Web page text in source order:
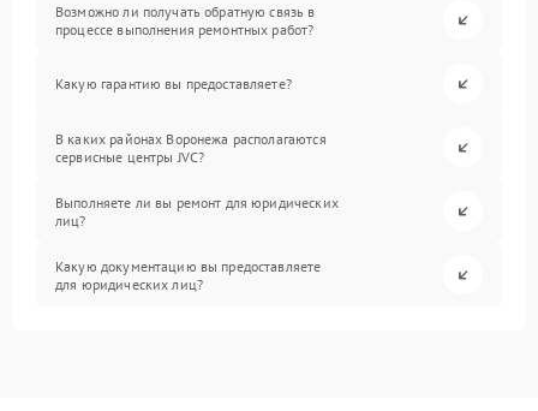
Возможно ли получать обратную связь в
процессе выполнения ремонтных работ?
Какую гарантию вы предоставляете?
В каких районах Воронежа располагаются
сервисные центры JVC?
Выполняете ли вы ремонт для юридических
лиц?
Какую документацию вы предоставляете
для юридических лиц?